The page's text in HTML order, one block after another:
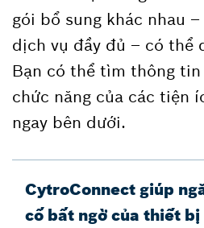
gói bổ sung khác nhau
dịch vụ đầy đủ – có thể
Bạn có thể tìm thông
chức năng của các tiện
ngay bên dưới.
CytroConnect giúp
cố bất ngờ của thiết bị